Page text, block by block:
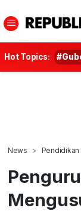
Hot Topics:
News Pendidikan